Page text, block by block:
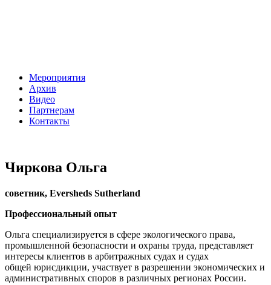
Мероприятия
Архив
Видео
Партнерам
Контакты
Чиркова Ольга
советник, Eversheds Sutherland
Профессиональный опыт
Ольга специализируется в сфере экологического права,
промышленной безопасности и охраны труда, представляет
интересы клиентов в арбитражных судах и судах
общей юрисдикции, участвует в разрешении экономических и
административных споров в различных регионах России.